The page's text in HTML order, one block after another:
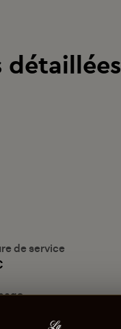
détaillées
de service